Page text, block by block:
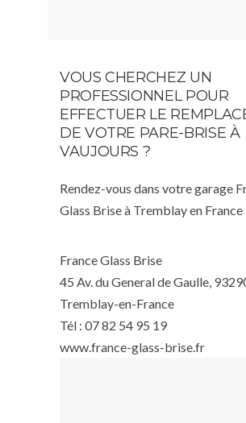
VOUS CHERCHEZ UN
PROFESSIONNEL POUR
EFFECTUER LE
DE VOTRE PARE-BRISE À
VAUJOURS ?
Rendez-vous dans votre garage
Glass Brise à Tremblay en France
France Glass Brise
45 Av. du General de Gaulle,
Tremblay-en-France
Tél : 07 82 54 95 19
www.france-glass-brise.fr